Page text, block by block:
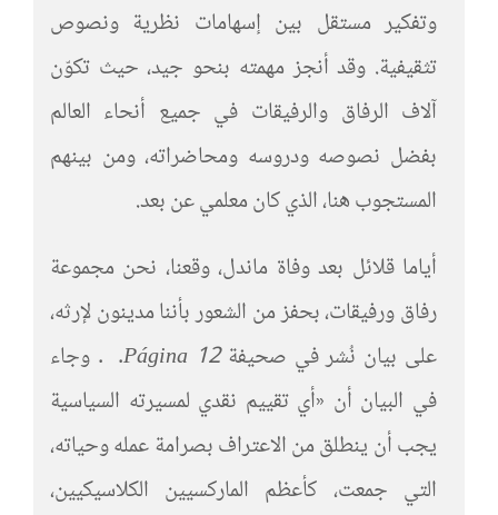
وتفكير مستقل بين إسهامات نظرية ونصوص
تثقيفية. وقد أنجز مهمته بنحو جيد، حيث تكوّن
آلاف الرفاق والرفيقات في جميع أنحاء العالم
بفضل نصوصه ودروسه ومحاضراته، ومن بينهم
المستجوب هنا، الذي كان معلمي عن بعد.
أياما قلائل بعد وفاة ماندل، وقعنا، نحن مجموعة
رفاق ورفيقات، بحفز من الشعور بأننا مدينون لإرثه،
على بيان نُشر في صحيفةPágina 12. . وجاء
في البيان أن «أي تقييم نقدي لمسيرته السياسية
يجب أن ينطلق من الاعتراف بصرامة عمله وحياته،
التي جمعت، كأعظم الماركسيين الكلاسيكيين،